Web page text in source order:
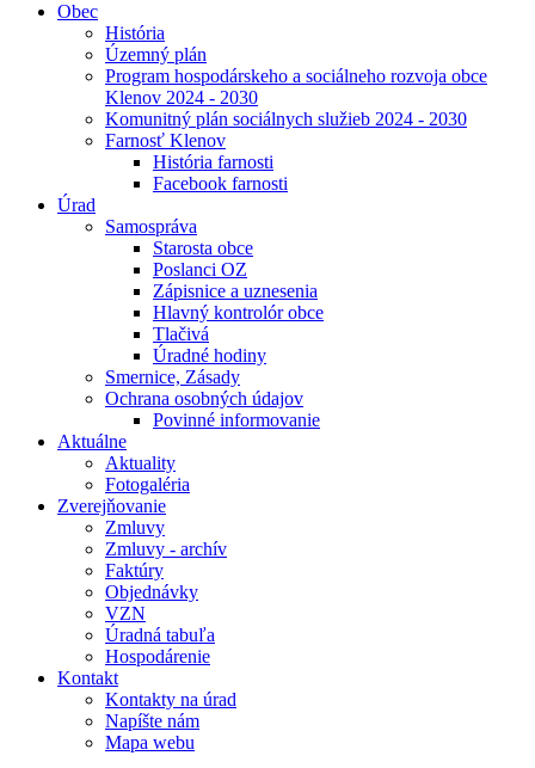
Obec
História
Územný plán
Program hospodárskeho a sociálneho rozvoja obce
Klenov 2024 - 2030
Komunitný plán sociálnych služieb 2024 - 2030
Farnosť Klenov
História farnosti
Facebook farnosti
Úrad
Samospráva
Starosta obce
Poslanci OZ
Zápisnice a uznesenia
Hlavný kontrolór obce
Tlačivá
Úradné hodiny
Smernice, Zásady
Ochrana osobných údajov
Povinné informovanie
Aktuálne
Aktuality
Fotogaléria
Zverejňovanie
Zmluvy
Zmluvy - archív
Faktúry
Objednávky
VZN
Úradná tabuľa
Hospodárenie
Kontakt
Kontakty na úrad
Napíšte nám
Mapa webu